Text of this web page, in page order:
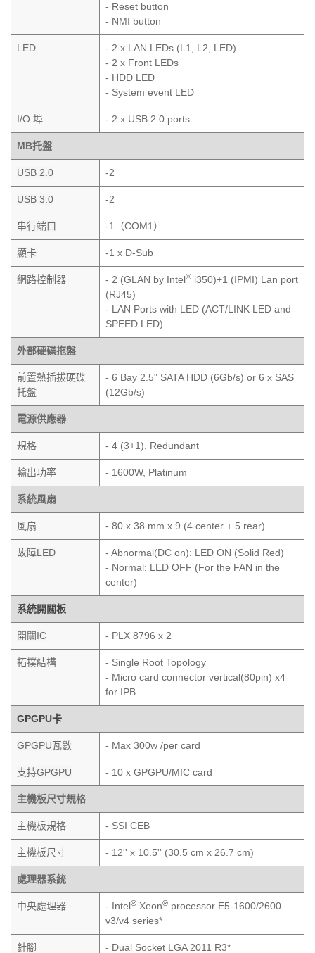
- Reset button
- NMI button
LED
- 2 x LAN LEDs (L1, L2, LED)
- 2 x Front LEDs
- HDD LED
- System event LED
I/O 埠 - 2 x USB 2.0 ports
MB托盤
USB 2.0 -2
USB 3.0 -2
串行端口 -1（COM1）
顯卡 -1 x D-Sub
網路控制器 - 2 (GLAN by Intel® i350)+1 (IPMI) Lan port
(RJ45)
- LAN Ports with LED (ACT/LINK LED and
SPEED LED)
外部硬碟拖盤
前置熱插拔硬碟
托盤
- 6 Bay 2.5" SATA HDD (6Gb/s) or 6 x SAS
(12Gb/s)
電源供應器
規格 - 4 (3+1), Redundant
輸出功率 - 1600W, Platinum
系統風扇
風扇 - 80 x 38 mm x 9 (4 center + 5 rear)
故障LED
- Abnormal(DC on): LED ON (Solid Red)
- Normal: LED OFF (For the FAN in the
center)
系統開關板
開關IC - PLX 8796 x 2
拓撲結構
- Single Root Topology
- Micro card connector vertical(80pin) x4
for IPB
GPGPU卡
GPGPU瓦數 - Max 300w /per card
支持GPGPU - 10 x GPGPU/MIC card
主機板尺寸規格
主機板規格 - SSI CEB
主機板尺寸 - 12'' x 10.5'' (30.5 cm x 26.7 cm)
處理器系統
中央處理器 - Intel® Xeon® processor E5-1600/2600
v3/v4 series*
針腳 - Dual Socket LGA 2011 R3*